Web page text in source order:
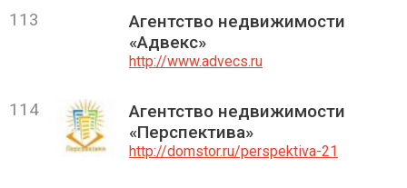
113
Агентство недвижимости
«Адвекс»
http://www.advecs.ru
114
Агентство недвижимости
«Перспектива»
http://domstor.ru/perspektiva-21